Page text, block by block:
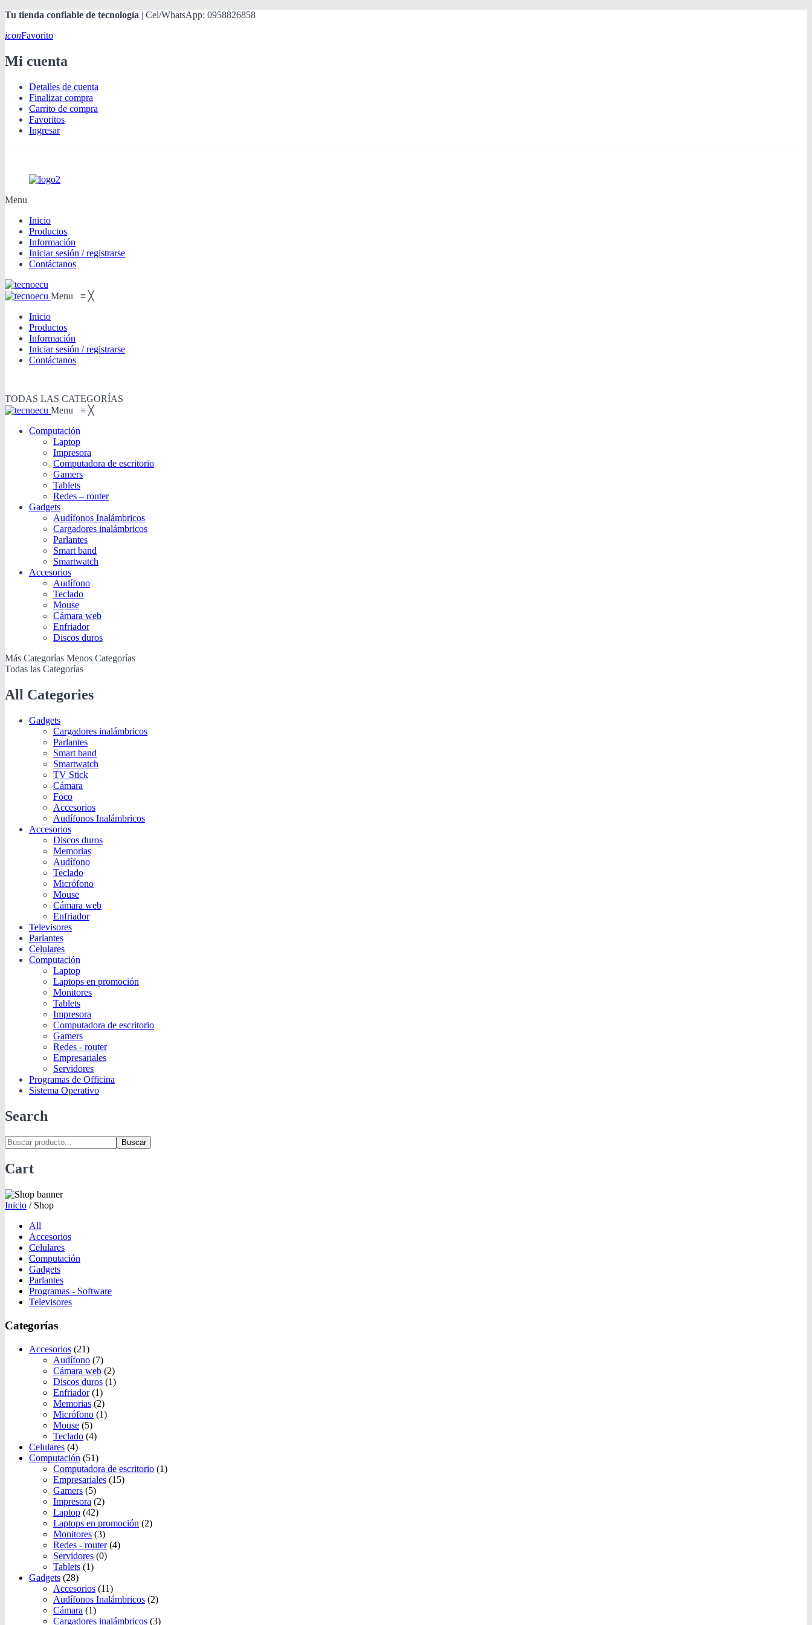
Tu tienda confiable de tecnología | Cel/WhatsApp: 0958826858
iconFavorito
Mi cuenta
Detalles de cuenta
Finalizar compra
Carrito de compra
Favoritos
Ingresar
Menu
Inicio
Productos
Información
Iniciar sesión / registrarse
Contáctanos
Menu ≡ ╳
Inicio
Productos
Información
Iniciar sesión / registrarse
Contáctanos
TODAS LAS CATEGORÍAS
Menu ≡ ╳
Computación
Laptop
Impresora
Computadora de escritorio
Gamers
Tablets
Redes – router
Gadgets
Audífonos Inalámbricos
Cargadores inalámbricos
Parlantes
Smart band
Smartwatch
Accesorios
Audífono
Teclado
Mouse
Cámara web
Enfriador
Discos duros
Más Categorías Menos Categorías
Todas las Categorías
All Categories
Gadgets
Cargadores inalámbricos
Parlantes
Smart band
Smartwatch
TV Stick
Cámara
Foco
Accesorios
Audífonos Inalámbricos
Accesorios
Discos duros
Memorias
Audífono
Teclado
Micrófono
Mouse
Cámara web
Enfriador
Televisores
Parlantes
Celulares
Computación
Laptop
Laptops en promoción
Monitores
Tablets
Impresora
Computadora de escritorio
Gamers
Redes - router
Empresariales
Servidores
Programas de Officina
Sistema Operativo
Search
Buscar
Cart
Inicio /Shop
All
Accesorios
Celulares
Computación
Gadgets
Parlantes
Programas - Software
Televisores
Categorías
Accesorios (21)
Audífono (7)
Cámara web (2)
Discos duros (1)
Enfriador (1)
Memorias (2)
Micrófono (1)
Mouse (5)
Teclado (4)
Celulares (4)
Computación (51)
Computadora de escritorio (1)
Empresariales (15)
Gamers (5)
Impresora (2)
Laptop (42)
Laptops en promoción (2)
Monitores (3)
Redes - router (4)
Servidores (0)
Tablets (1)
Gadgets (28)
Accesorios (11)
Audífonos Inalámbricos (2)
Cámara (1)
Cargadores inalámbricos (3)